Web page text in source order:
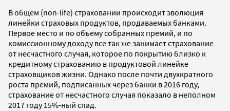
В общем (non-life) страховании происходит эволюция
линейки страховых продуктов, продаваемых банками.
Первое место и по объему собранных премий, и по
комиссионному доходу все так же занимает страхование
от несчастного случая, которое по покрытию близко к
кредитному страхованию в продуктовой линейке
страховщиков жизни. Однако после почти двухкратного
роста премий, подписанных через банки в 2016 году,
страхование от несчастного случая показало в неполном
2017 году 15%-ный спад.